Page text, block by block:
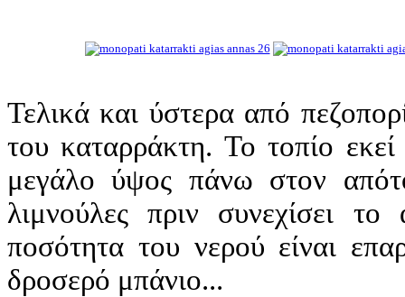
Τελικά και ύστερα από
του καταρράκτη. Το τοπίο
μεγάλο ύψος πάνω στον
λιμνούλες πριν συνεχίσει
ποσότητα του νερού είναι
δροσερό μπάνιο...